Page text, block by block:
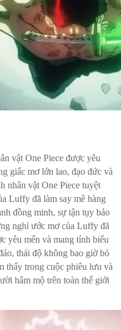
vật One Piece được yêu
giấc mơ lớn lao, đạo đức và
nhân vật One Piece tuyệt
Luffy đã làm say mê hàng
đồng minh, sự tận tụy bảo
nghỉ ước mơ của Luffy đã
yêu mến và mang tính biểu
thái độ không bao giờ bỏ
thấy trong cuộc phiêu lưu và
hâm mộ trên toàn thế giới